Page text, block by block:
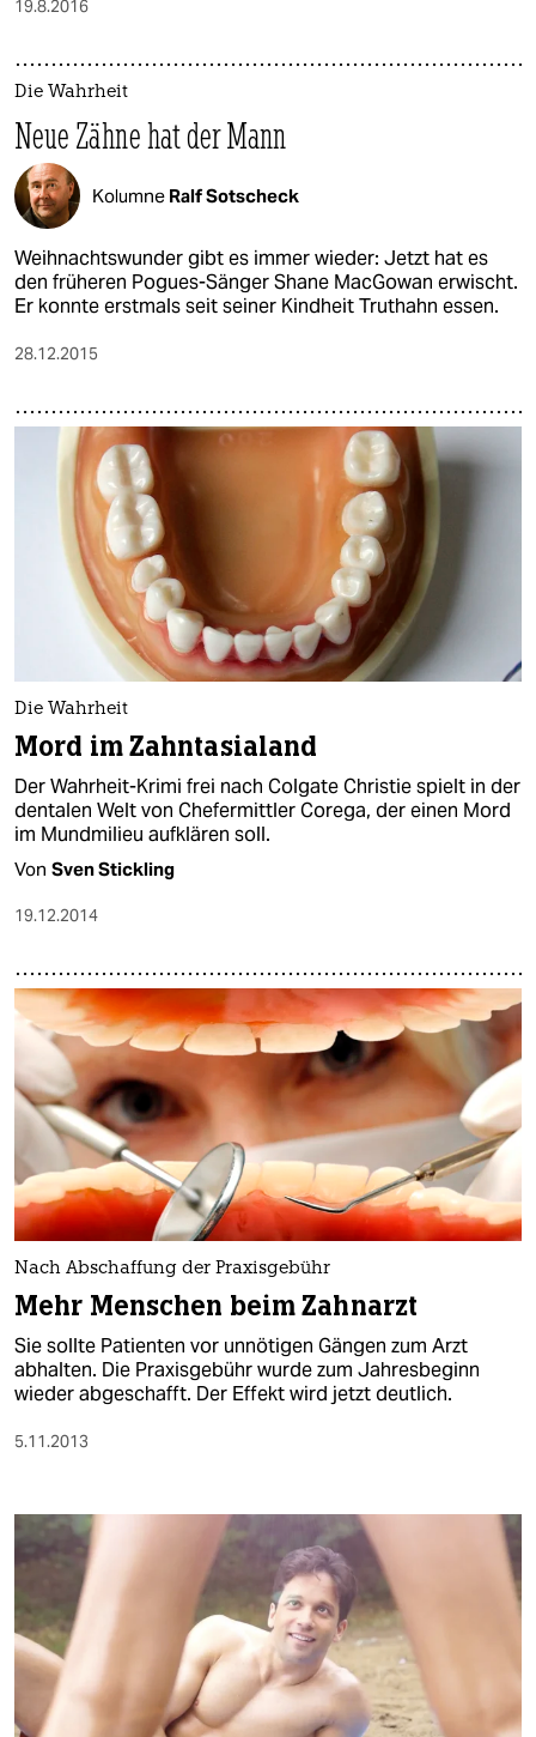
19.8.2016
Die Wahrheit
Neue Zähne hat der Mann
Kolumne Ralf Sotscheck
Weihnachtswunder gibt es immer wieder: Jetzt hat es
den früheren Pogues-Sänger Shane MacGowan erwischt.
Er konnte erstmals seit seiner Kindheit Truthahn essen.
28.12.2015
Die Wahrheit
Mord im Zahntasialand
Der Wahrheit-Krimi frei nach Colgate Christie spielt in der
dentalen Welt von Chefermittler Corega, der einen Mord
im Mundmilieu aufklären soll.
Von Sven Stickling
19.12.2014
Nach Abschaffung der Praxisgebühr
Mehr Menschen beim Zahnarzt
Sie sollte Patienten vor unnötigen Gängen zum Arzt
abhalten. Die Praxisgebühr wurde zum Jahresbeginn
wieder abgeschafft. Der Effekt wird jetzt deutlich.
5.11.2013